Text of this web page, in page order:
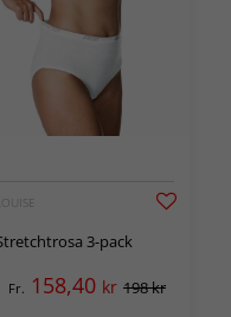
3-pack
Fr. 158,40 kr 198 kr